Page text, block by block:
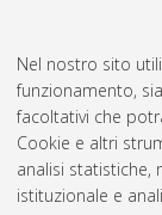
Nel nostro sito
funzionamento,
facoltativi che
Cookie e altri
analisi statistiche,
istituzionale e